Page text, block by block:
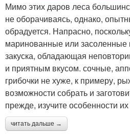
Мимо этих даров леса
не оборачиваясь, однако,
обрадуется. Напрасно,
маринованные или засоленные
закуска, обладающая
и приятным вкусом. сочные,
грибочки не хуже, к примеру,
возможности собрать и
прежде, изучите особенности
читать дальше →